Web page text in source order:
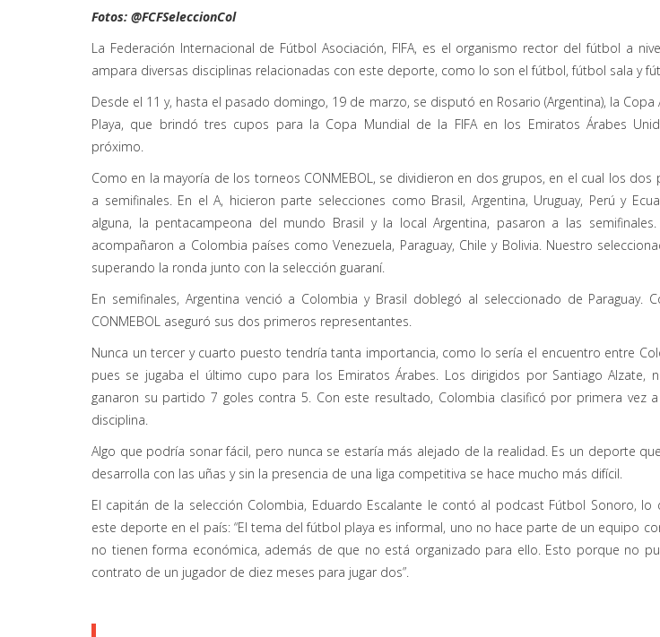
Fotos: @FCFSeleccionCol
La Federación Internacional de Fútbol Asociación, FIFA, es el organismo rector del fútbol a
ampara diversas disciplinas relacionadas con este deporte, como lo son el fútbol, fútbol sala y
Desde el 11 y, hasta el pasado domingo, 19 de marzo, se disputó en Rosario (Argentina), la Copa
Playa, que brindó tres cupos para la Copa Mundial de la FIFA en los Emiratos Árabes
próximo.
Como en la mayoría de los torneos CONMEBOL, se dividieron en dos grupos, en el cual los dos
a semifinales. En el A, hicieron parte selecciones como Brasil, Argentina, Uruguay, Perú y
alguna, la pentacampeona del mundo Brasil y la local Argentina, pasaron a las
acompañaron a Colombia países como Venezuela, Paraguay, Chile y Bolivia. Nuestro
superando la ronda junto con la selección guaraní.
En semifinales, Argentina venció a Colombia y Brasil doblegó al seleccionado de Paraguay.
CONMEBOL aseguró sus dos primeros representantes.
Nunca un tercer y cuarto puesto tendría tanta importancia, como lo sería el encuentro entre
pues se jugaba el último cupo para los Emiratos Árabes. Los dirigidos por Santiago Alzate,
ganaron su partido 7 goles contra 5. Con este resultado, Colombia clasificó por primera vez
disciplina.
Algo que podría sonar fácil, pero nunca se estaría más alejado de la realidad. Es un deporte
desarrolla con las uñas y sin la presencia de una liga competitiva se hace mucho más difícil.
El capitán de la selección Colombia, Eduardo Escalante le contó al podcast Fútbol Sonoro, lo
este deporte en el país: “El tema del fútbol playa es informal, uno no hace parte de un equipo
no tienen forma económica, además de que no está organizado para ello. Esto porque no
contrato de un jugador de diez meses para jugar dos”.